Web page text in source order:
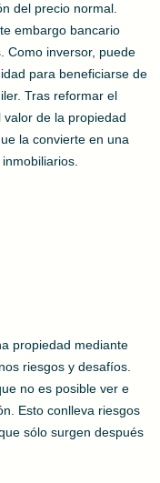
del precio normal.
embargo bancario
Como inversor, puede
para beneficiarse de
Tras reformar el
de la propiedad
la convierte en una
propiedad mediante
riesgos y desafíos.
no es posible ver e
Esto conlleva riesgos
sólo surgen después